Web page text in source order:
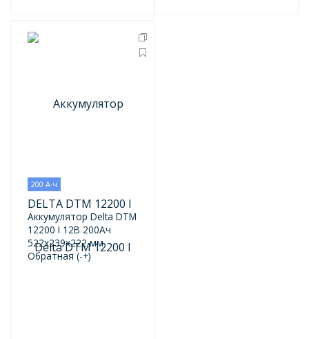
200 А·ч
DELTA DTM 12200 I
Аккумулятор Delta DTM
12200 I 12В 200Ач
522x239x222 мм
Обратная (-+)